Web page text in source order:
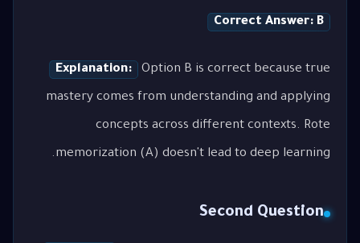
Correct Answer: B
Explanation: Option B is correct because true
mastery comes from understanding and applying
concepts across different contexts. Rote
memorization (A) doesn't lead to deep learning.
Second Question